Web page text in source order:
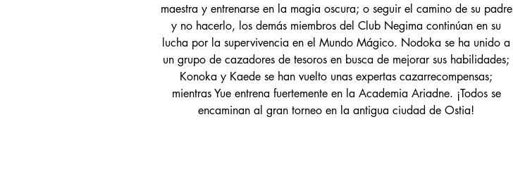
maestra y entrenarse en la magia oscura; o seguir el camino de su padre
y no hacerlo, los demás miembros del Club Negima continúan en su
lucha por la supervivencia en el Mundo Mágico. Nodoka se ha unido a
un grupo de cazadores de tesoros en busca de mejorar sus habilidades;
Konoka y Kaede se han vuelto unas expertas cazarrecompensas;
mientras Yue entrena fuertemente en la Academia Ariadne. ¡Todos se
encaminan al gran torneo en la antigua ciudad de Ostia!